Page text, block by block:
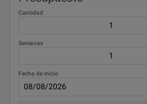
Meter High
Cantidad
Semanas
Fecha de inicio
Test NFC antennas (RFID and security